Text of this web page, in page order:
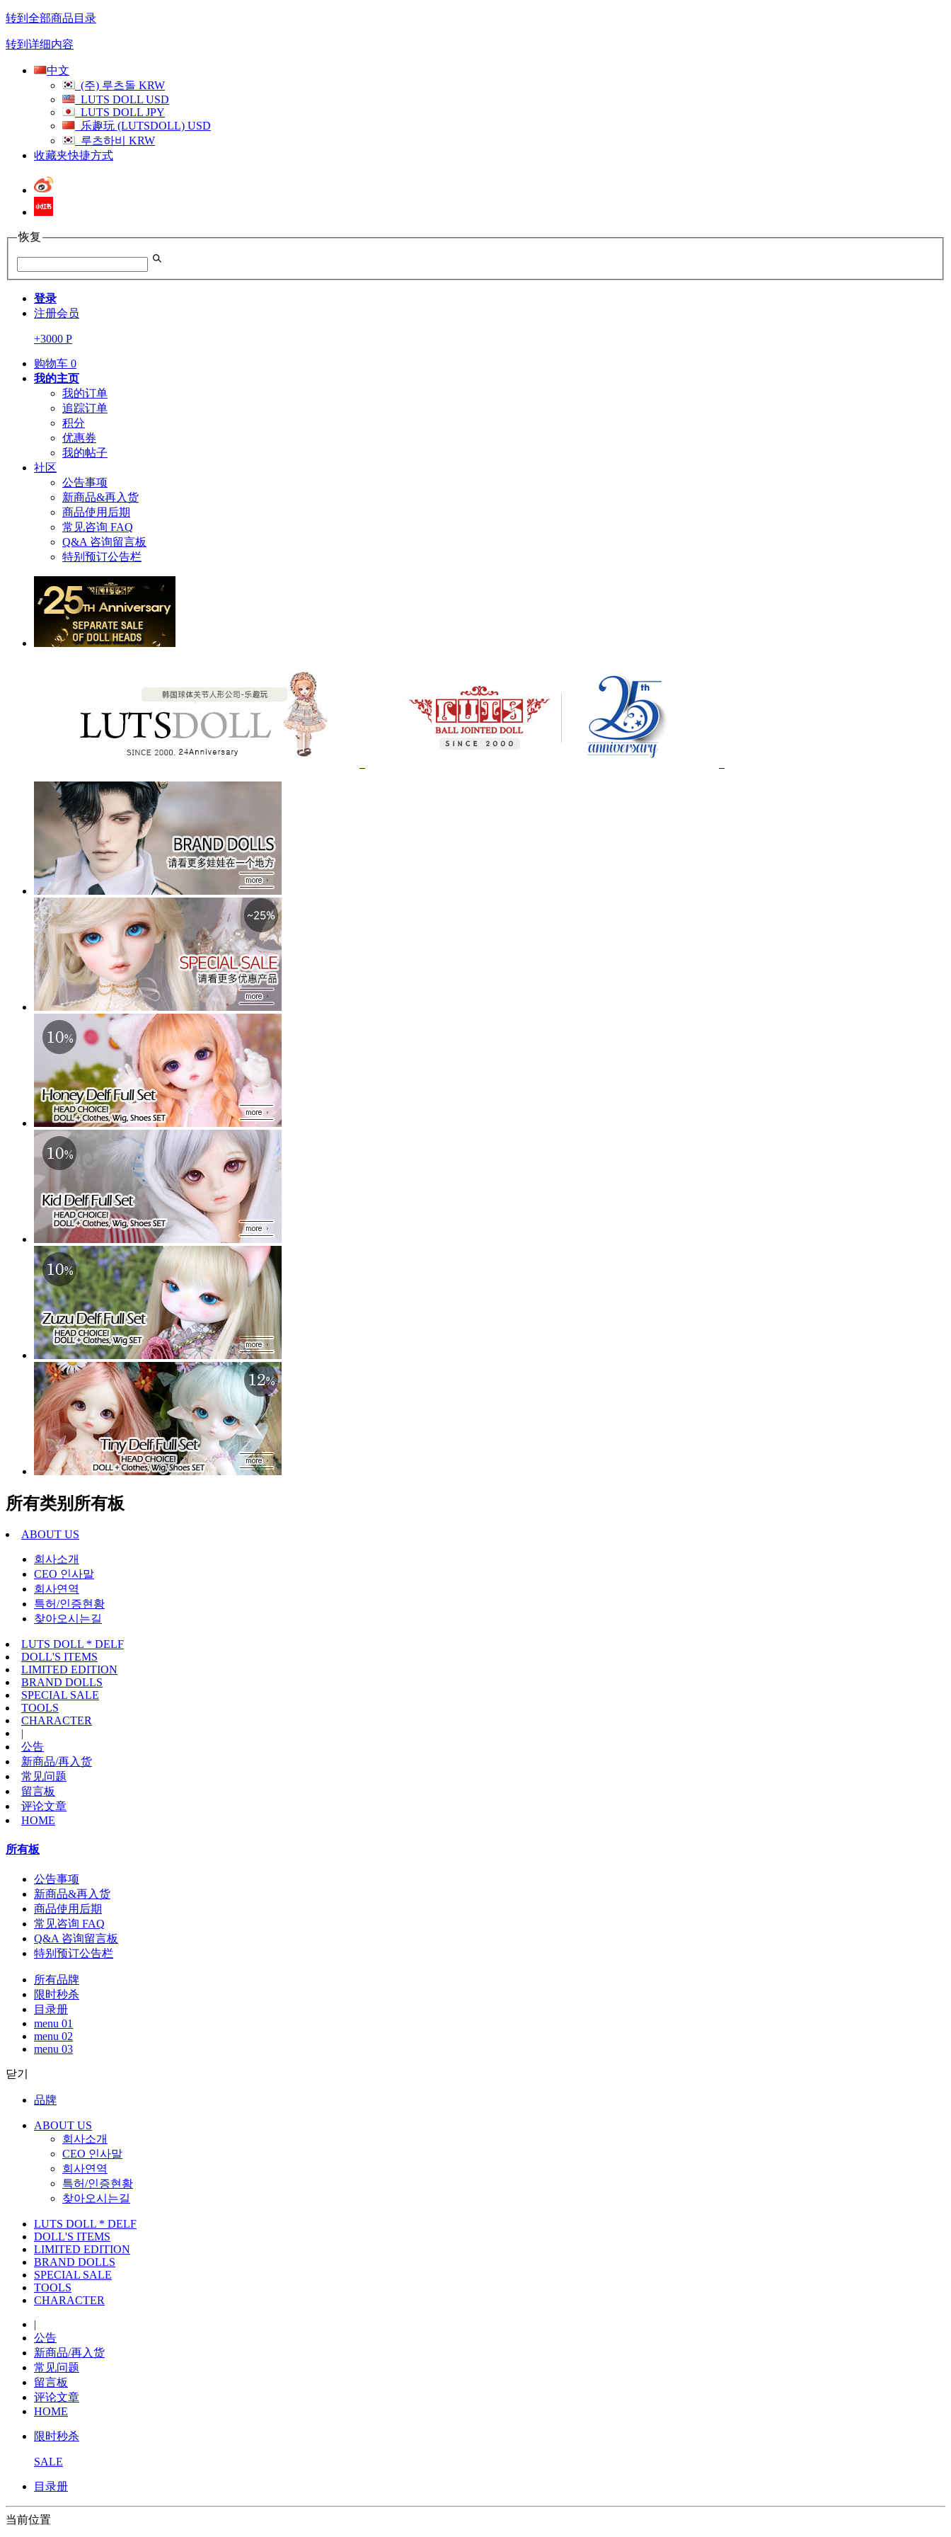
转到全部商品目录
转到详细内容
中文
(주) 루츠돌 KRW
LUTS DOLL USD
LUTS DOLL JPY
乐趣玩 (LUTSDOLL) USD
루츠하비
KRW
收藏夹快捷方式
恢复
登录
注册会员
+3000 P
购物车 0
我的主页
我的订单
追踪订单
积分
优惠券
我的帖子
社区
公告事项
新商品&再入货
商品使用后期
常见咨询 FAQ
Q&A 咨询留言板
特别预订公告栏
所有类别所有板
ABOUT US
회사소개
CEO 인사말
회사연역
특허/인증현황
찾아오시는길
LUTS DOLL * DELF
DOLL'S ITEMS
LIMITED EDITION
BRAND DOLLS
SPECIAL SALE
TOOLS
CHARACTER
|
公告
新商品/再入货
常见问题
留言板
评论文章
HOME
所有板
公告事项
新商品&再入货
商品使用后期
常见咨询 FAQ
Q&A 咨询留言板
特别预订公告栏
所有品牌
限时秒杀
目录册
menu 01
menu 02
menu 03
닫기
品牌
ABOUT US
회사소개
CEO 인사말
회사연역
특허/인증현황
찾아오시는길
LUTS DOLL * DELF
DOLL'S ITEMS
LIMITED EDITION
BRAND DOLLS
SPECIAL SALE
TOOLS
CHARACTER
|
公告
新商品/再入货
常见问题
留言板
评论文章
HOME
限时秒杀
SALE
目录册
当前位置